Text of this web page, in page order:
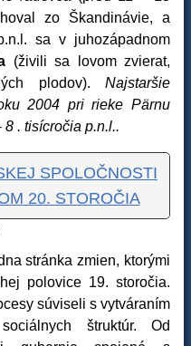
zo Škandinávie, a
sa v juhozápadnom
(živili sa lovom zvierat,
plodov). Najstaršie
2004 pri rieke Pärnu
. tisícročia p.n.l..
SPOLOČNOSTI
20. STOROČIA
stránka zmien, ktorými
polovice 19. storočia.
súviseli s vytváraním
štruktúr. Od